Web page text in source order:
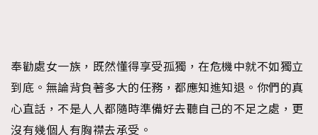
奉勸處女一族，既然懂得享受孤獨，在危機中就不如獨立
到底。無論背負著多大的任務，都應知進知退。你們的真
心直話，不是人人都隨時準備好去聽自己的不足之處，更
沒有幾個人有胸襟去承受。